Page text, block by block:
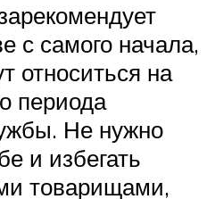
с самого начала,
относиться на
периода
Не нужно
и избегать
товарищами,